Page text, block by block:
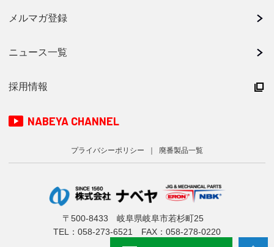
メルマガ登録
ニュース一覧
採用情報
NABEYA CHANNEL
プライバシーポリシー 廃番製品一覧
〒500-8433 岐阜県岐阜市若杉町25
TEL： 058-273-6521 FAX：058-278-0220